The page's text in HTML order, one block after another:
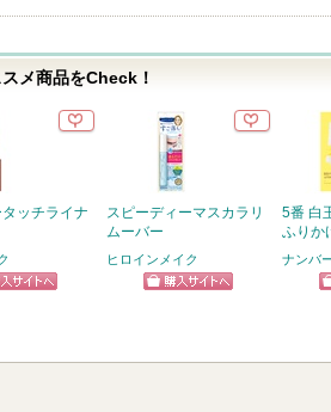
メ商品をCheck！
ッチライナ
スピーディーマスカラリ
ムーバー
ヒロインメイク
5番 白
ふりか
ナンバ